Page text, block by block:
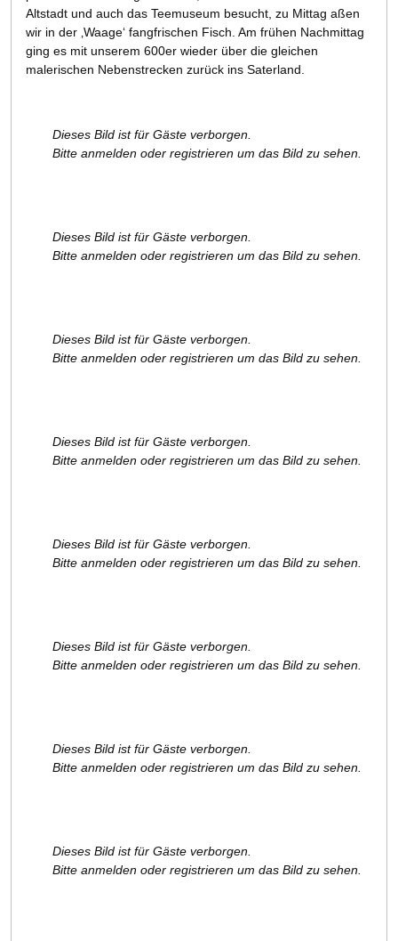
Altstadt und auch das Teemuseum besucht, zu Mittag aßen
wir in der ‚Waage‘ fangfrischen Fisch. Am frühen Nachmittag
ging es mit unserem 600er wieder über die gleichen
malerischen Nebenstrecken zurück ins Saterland.
Dieses Bild ist für Gäste verborgen.
Bitte anmelden oder registrieren um das Bild zu sehen.
Dieses Bild ist für Gäste verborgen.
Bitte anmelden oder registrieren um das Bild zu sehen.
Dieses Bild ist für Gäste verborgen.
Bitte anmelden oder registrieren um das Bild zu sehen.
Dieses Bild ist für Gäste verborgen.
Bitte anmelden oder registrieren um das Bild zu sehen.
Dieses Bild ist für Gäste verborgen.
Bitte anmelden oder registrieren um das Bild zu sehen.
Dieses Bild ist für Gäste verborgen.
Bitte anmelden oder registrieren um das Bild zu sehen.
Dieses Bild ist für Gäste verborgen.
Bitte anmelden oder registrieren um das Bild zu sehen.
Dieses Bild ist für Gäste verborgen.
Bitte anmelden oder registrieren um das Bild zu sehen.